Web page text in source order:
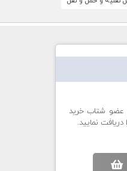
عضو شتاب خرید
دریافت نمایید.